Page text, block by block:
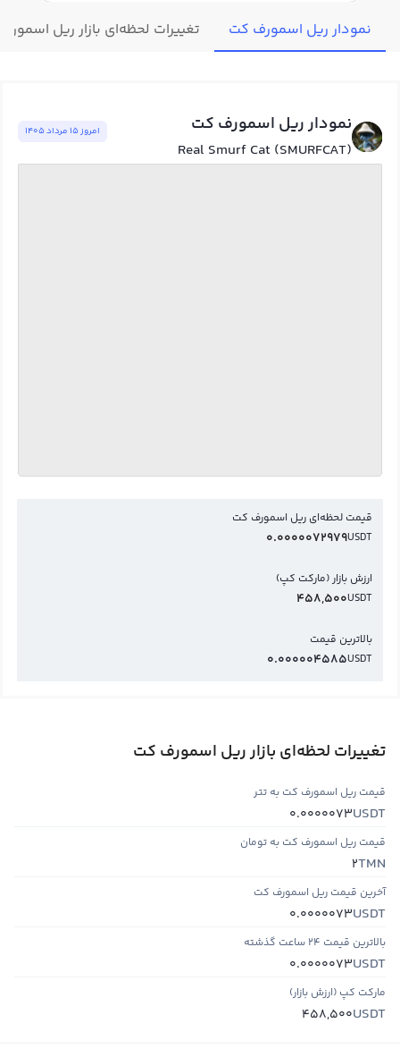
نمودار ریل اسمورف کت تغییرات لحظه‌ای بازار ریل
نمودار ریل اسمورف کت
Real Smurf Cat (SMURFCAT)
امروز ١٥ مرداد ١٤٠٥
قیمت لحظه‌ای ریل اسمورف کت
USDT
0.0000072979
ارزش بازار (مارکت کپ)
USDT
458,500
بالاترین قیمت
USDT
0.000004585
تغییرات لحظه‌ای بازار ریل اسمورف کت
قیمت ریل اسمورف کت به تتر
USDT
0.0000073
قیمت ریل اسمورف کت به تومان
TMN
2
آخرین قیمت ریل اسمورف کت
USDT
0.0000073
بالاترین قیمت ۲۴ ساعت گذشته
USDT
0.0000073
مارکت کپ (ارزش بازار)
USDT
458,500